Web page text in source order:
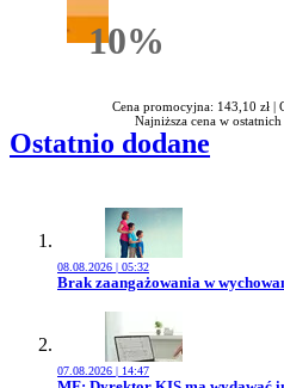
10%Rabatu
Cena promocyjna: 143,10 zł |
Najniższa cena w
Ostatnio dodane
08.08.2026 | 05:32
Przejdź do artykułu:
Brak zaangażowania w
07.08.2026 | 14:47